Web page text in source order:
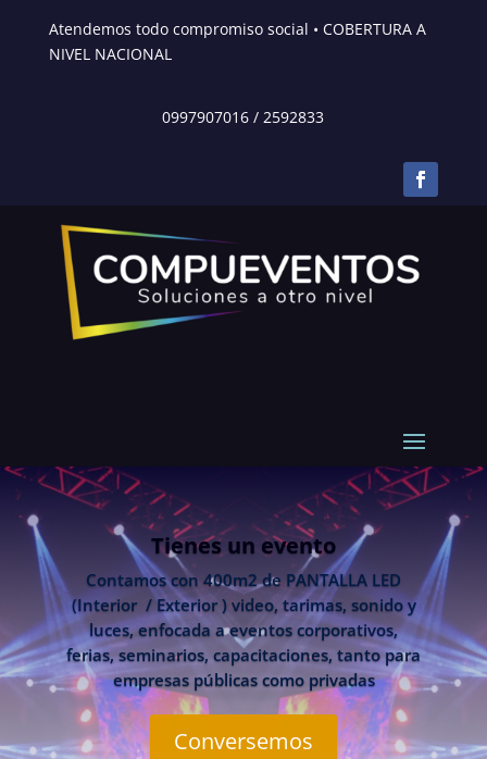
Atendemos todo compromiso social • COBERTURA A
NIVEL NACIONAL
0997907016 /2592833
Tienes un evento
Contamos con 400m2 de PANTALLA LED
(Interior / Exterior ) video, tarimas, sonido y
luces, enfocada a eventos corporativos,
ferias, seminarios, capacitaciones, tanto para
empresas públicas como privadas
Conversemos